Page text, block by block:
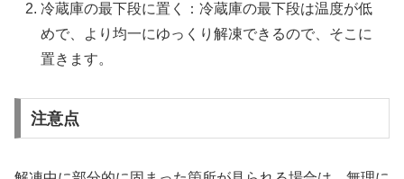
冷蔵庫の最下段に置く：冷蔵庫の最下段は温度が低
めで、より均一にゆっくり解凍できるので、そこに
置きます。
注意点